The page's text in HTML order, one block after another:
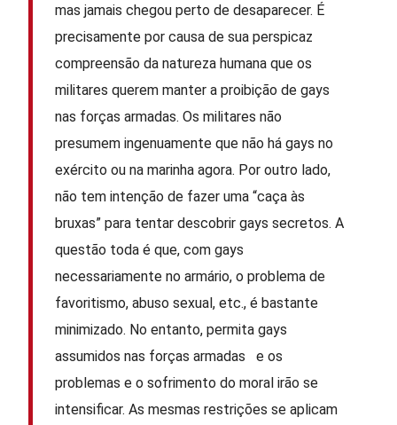
mas jamais chegou perto de desaparecer. É
precisamente por causa de sua perspicaz
compreensão da natureza humana que os
militares querem manter a proibição de gays
nas forças armadas. Os militares não
presumem ingenuamente que não há gays no
exército ou na marinha agora. Por outro lado,
não tem intenção de fazer uma “caça às
bruxas” para tentar descobrir gays secretos. A
questão toda é que, com gays
necessariamente no armário, o problema de
favoritismo, abuso sexual, etc., é bastante
minimizado. No entanto, permita gays
assumidos nas forças armadas e os
problemas e o sofrimento do moral irão se
intensificar. As mesmas restrições se aplicam